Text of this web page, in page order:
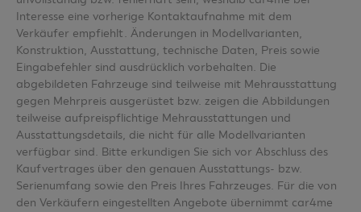
Interesse eine vorherige Kontaktaufnahme mit dem
Verkäufer empfiehlt. Änderungen in Modellvarianten,
Konstruktion, Ausstattung, technische Daten, Preis sowie
Eingabefehler sind ausdrücklich vorbehalten. Die
abgebildeten Fahrzeuge sind teilweise mit Mehrausstattung
gegen Mehrpreis ausgerüstet bzw. zeigen die Abbildungen
teilweise aufpreispflichtige Mehrausstattungen und
Ausstattungsdetails, die nicht für alle Modellvarianten
verfügbar sind. Bitte erkundigen Sie sich vor Abschluss des
Kaufvertrages über den genauen Ausstattungs- bzw.
Serienumfang sowie den Preis Ihres Fahrzeuges. Für die von
den Verkäufern eingestellten Angebote übernimmt car4me